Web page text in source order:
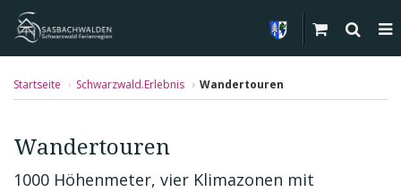
Startseite Schwarzwald.Erlebnis Wandertouren
Wandertouren
1000 Höhenmeter, vier Klimazonen mit